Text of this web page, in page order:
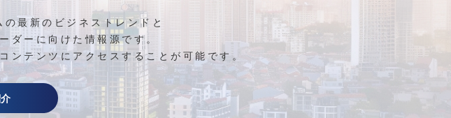
最新のビジネストレンドと
ダーに向けた情報源です。
ンテンツにアクセスすることが可能です。